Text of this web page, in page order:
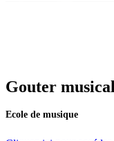
Gouter
Ecole de musique